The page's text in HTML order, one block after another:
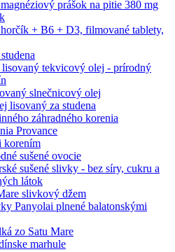
prášok na pitie 380 mg
+ B6 + D3, filmované tablety,
lisovaný tekvicový olej - prírodný
slnečnicový olej
lisovaný za studena
záhradného korenia
Provance
korením
sušené ovocie
sušené slivky - bez síry, cukru a
látok
slivkový džem
Panyolai plnené balatonskými
zo Satu Mare
marhule